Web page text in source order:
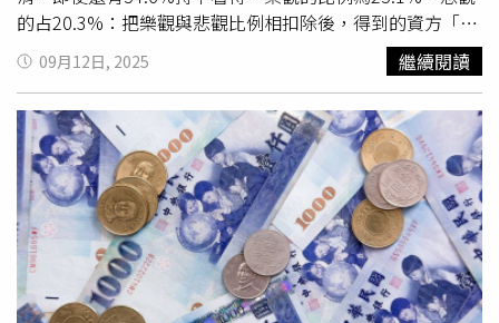
親友資助」；還有53.4%要靠「個人存款」過活；相較下，
有些人更加辛苦：37.9%需要靠「兼差打工」，想辦法賺一
點錢來補貼生計；其餘有22.2%要「變賣家當」；有10.2%
選擇向「金融機構貸款」。「Z世代」社會新鮮人自評「待
業痛苦指數」，平均落在80.6分，高於去年的79.2分，創下
12年以來新高。其中自認達到「滿分(一百分)」的，更佔了
20.2%：這些人恐怕已達到「痛不欲生」、「苦不堪言」的
程度。相形之下，目前有正職工作的新鮮人，是不是真的比
較幸運呢？調查顯示，這群職場菜鳥「原本預期的」月薪，
平均為32,355元，「實際領到的」月薪，平均則落在31,768
元，雙雙創下12年以來的新高！雖然有高達93.1%的人透
露，這樣的月薪仍算是「試用期」薪資，未來過關以後，待
的占20.3%：把樂觀與悲觀比例相扣除後，得到的資方「淨
樂觀比例」為+4.8%，去年同期則為+27%，相較上一季
「淨樂觀比例」是+7.6%：「樂觀度」連三降，更創下11季
的新低。相形之下，對於Q4景氣，上班族比較保守面對！
持平看待的有58.7%，樂觀的佔18.2%，悲觀看待的有
23.1%：將樂觀與悲觀比例相扣除後，得出來的勞方「淨樂
觀比例」為-4.9%，去年同期則為+8.1%，相較Q3調查
為-1.9%：連續兩季呈現負數，代表勞方已偏向悲觀！觀察
勞資雙方對經濟前景的看法，yes123求職網發言人楊宗斌
解讀，全球地緣政治衝突將導致關稅提高，使得資方對今年
第四季的景氣，無法過度樂觀看待。特別像是「外銷導向」
廠商，憂心未來接單可能受貿易戰影響；所幸對於內需導向
09月12日, 2025 繼續閱讀